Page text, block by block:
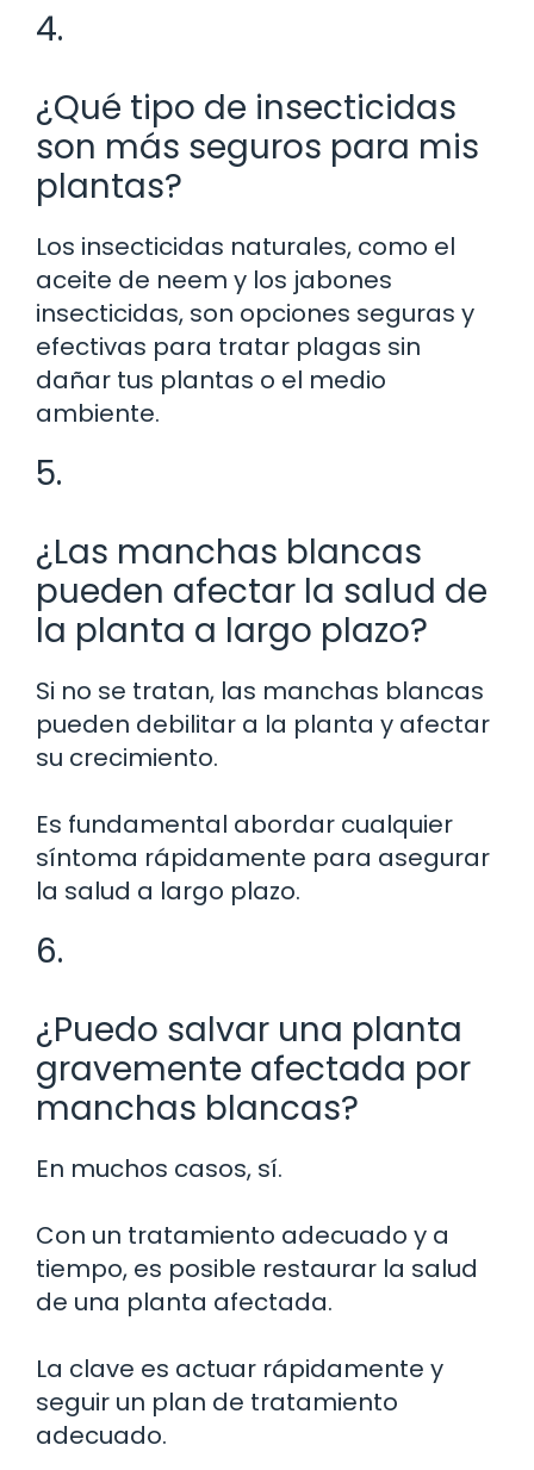
4.
¿Qué tipo de insecticidas
son más seguros para mis
plantas?
Los insecticidas naturales, como el
aceite de neem y los jabones
insecticidas, son opciones seguras y
efectivas para tratar plagas sin
dañar tus plantas o el medio
ambiente.
5.
¿Las manchas blancas
pueden afectar la salud de
la planta a largo plazo?
Si no se tratan, las manchas blancas
pueden debilitar a la planta y afectar
su crecimiento.
Es fundamental abordar cualquier
síntoma rápidamente para asegurar
la salud a largo plazo.
6.
¿Puedo salvar una planta
gravemente afectada por
manchas blancas?
En muchos casos, sí.
Con un tratamiento adecuado y a
tiempo, es posible restaurar la salud
de una planta afectada.
La clave es actuar rápidamente y
seguir un plan de tratamiento
adecuado.